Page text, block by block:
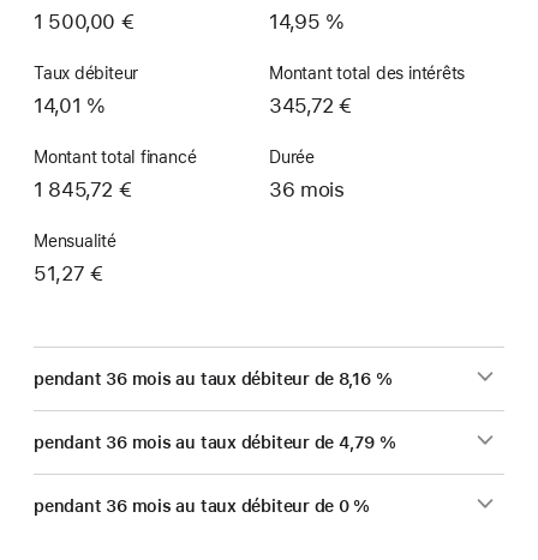
1 500,00 € 14,95 %
Taux débiteur
14,01 %
Montant total des intérêts
345,72 €
Montant total financé
1 845,72 €
Durée
36 mois
Mensualité
51,27 €
pendant 36 mois au taux débiteur de 8,16 %
pendant 36 mois au taux débiteur de 4,79 %
pendant 36 mois au taux débiteur de 0 %